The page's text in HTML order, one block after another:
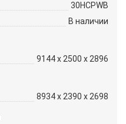
30HCPWB
В наличии
9144 x 2500 x 2896
8934 x 2390 x 2698